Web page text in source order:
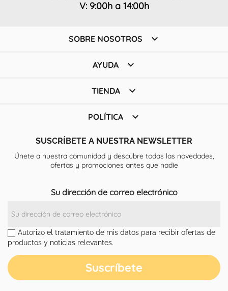
V: 9:00h a 14:00h
SOBRE NOSOTROS 
AYUDA 
TIENDA 
POLÍTICA 
SUSCRÍBETE A NUESTRA NEWSLETTER
Únete a nuestra comunidad y descubre todas las novedades,
ofertas y promociones antes que nadie
Su dirección de correo electrónico
Autorizo el tratamiento de mis datos para recibir ofertas de
productos y noticias relevantes.